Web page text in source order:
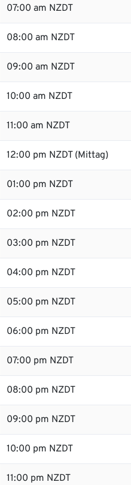
07:00 am NZDT
08:00 am NZDT
09:00 am NZDT
10:00 am NZDT
11:00 am NZDT
12:00 pm NZDT (Mittag)
01:00 pm NZDT
02:00 pm NZDT
03:00 pm NZDT
04:00 pm NZDT
05:00 pm NZDT
06:00 pm NZDT
07:00 pm NZDT
08:00 pm NZDT
09:00 pm NZDT
10:00 pm NZDT
11:00 pm NZDT